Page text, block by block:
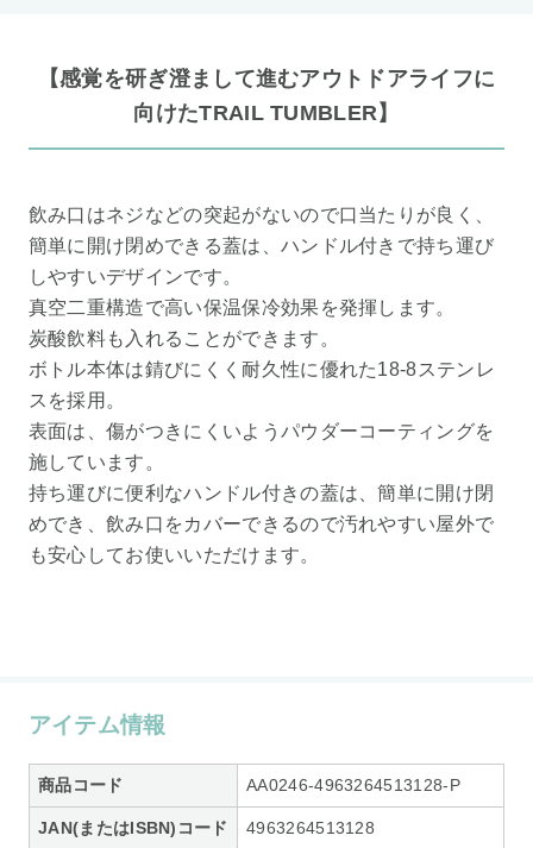
【感覚を研ぎ澄まして進むアウトドアライフに
向けたTRAIL TUMBLER】
飲み口はネジなどの突起がないので口当たりが良く、
簡単に開け閉めできる蓋は、ハンドル付きで持ち運び
しやすいデザインです。
真空二重構造で高い保温保冷効果を発揮します。
炭酸飲料も入れることができます。
ボトル本体は錆びにくく耐久性に優れた18-8ステンレ
スを採用。
表面は、傷がつきにくいようパウダーコーティングを
施しています。
持ち運びに便利なハンドル付きの蓋は、簡単に開け閉
めでき、飲み口をカバーできるので汚れやすい屋外で
も安心してお使いいただけます。
アイテム情報
商品コード AA0246-4963264513128-P
JAN(またはISBN)コード 4963264513128